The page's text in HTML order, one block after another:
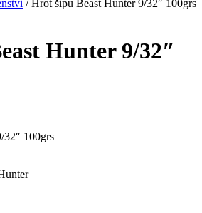
/ Hrot šípu Beast Hunter 9/32″ 100grs
Hunter 9/32″
32″ 100grs